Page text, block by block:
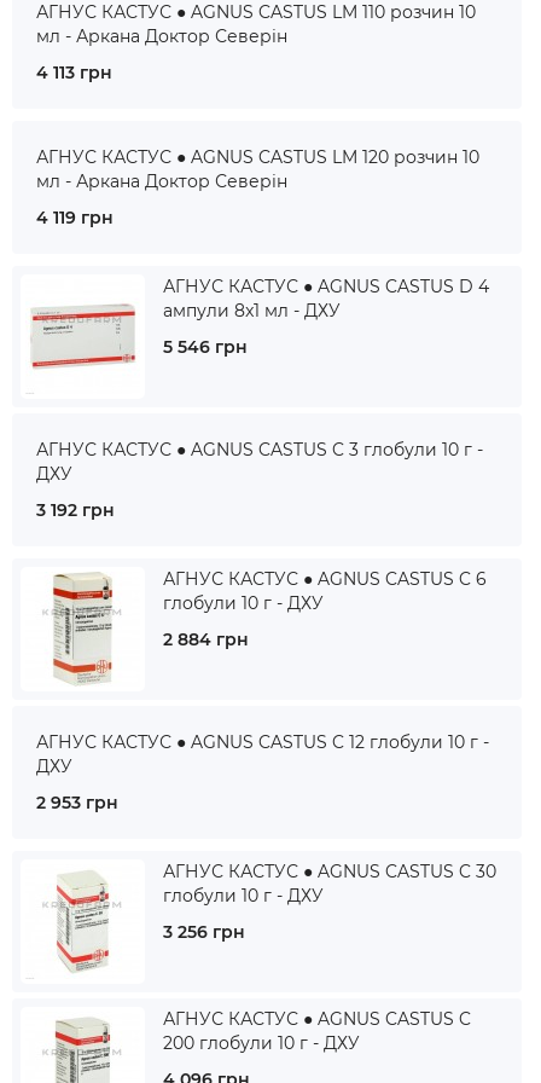
АГНУС КАСТУС ● AGNUS CASTUS LM 110 розчин 10
мл - Аркана Доктор Северін
4 113 грн
АГНУС КАСТУС ● AGNUS CASTUS LM 120 розчин 10
мл - Аркана Доктор Северін
4 119 грн
АГНУС КАСТУС ● AGNUS CASTUS D 4
ампули 8x1 мл - ДХУ
5 546 грн
АГНУС КАСТУС ● AGNUS CASTUS C 3 глобули 10 г -
ДХУ
3 192 грн
АГНУС КАСТУС ● AGNUS CASTUS C 6
глобули 10 г - ДХУ
2 884 грн
АГНУС КАСТУС ● AGNUS CASTUS C 12 глобули 10 г -
ДХУ
2 953 грн
АГНУС КАСТУС ● AGNUS CASTUS C 30
глобули 10 г - ДХУ
3 256 грн
АГНУС КАСТУС ● AGNUS CASTUS C
200 глобули 10 г - ДХУ